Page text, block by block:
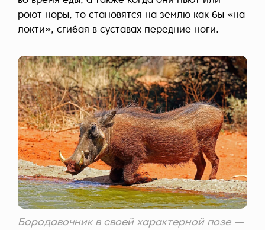
роют норы, то становятся на землю как бы «на
локти», сгибая в суставах передние ноги.
Бородавочник в своей характерной позе —